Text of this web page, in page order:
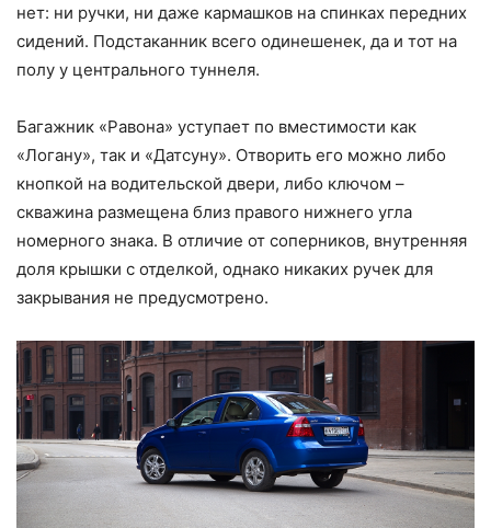
нет: ни ручки, ни даже кармашков на спинках передних
сидений. Подстаканник всего одинешенек, да и тот на
полу у центрального туннеля.
Багажник «Равона» уступает по вместимости как
«Логану», так и «Датсуну». Отворить его можно либо
кнопкой на водительской двери, либо ключом –
скважина размещена близ правого нижнего угла
номерного знака. В отличие от соперников, внутренняя
доля крышки с отделкой, однако никаких ручек для
закрывания не предусмотрено.